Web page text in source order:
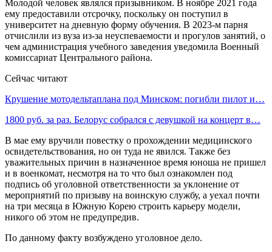
Молодой человек являлся призывником. В ноябре 2021 года
ему предоставили отсрочку, поскольку он поступил в
университет на дневную форму обучения. В 2023-м парня
отчислили из вуза из-за неуспеваемости и прогулов занятий, о
чем администрация учебного заведения уведомила Военный
комиссариат Центрального района.
Сейчас читают
Крушение мотодельтаплана под Минском: погибли пилот и…
1800 руб. за раз. Белорус собрался с девушкой на концерт в…
В мае ему вручили повестку о прохождении медицинского
освидетельствования, но он туда не явился. Также без
уважительных причин в назначенное время юноша не пришел
и в военкомат, несмотря на то что был ознакомлен под
подпись об уголовной ответственности за уклонение от
мероприятий по призыву на воинскую службу, а уехал почти
на три месяца в Южную Корею строить карьеру модели,
никого об этом не предупредив.
По данному факту возбуждено уголовное дело.